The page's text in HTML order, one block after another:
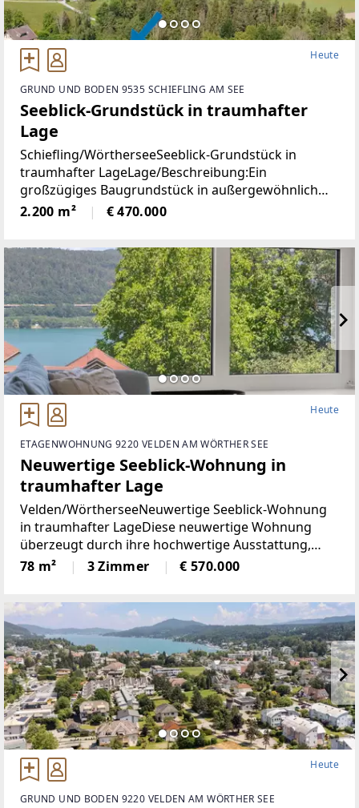
Heute
GRUND UND BODEN 9535 SCHIEFLING AM SEE
Seeblick-Grundstück in traumhafter
Lage
Schiefling/WörtherseeSeeblick-Grundstück in
traumhafter LageLage/Beschreibung:Ein
großzügiges Baugrundstück in außergewöhnlich
ruhiger Aussichtslage mit beeindruckendem
Weitblick über den Wörthersee und die umliegende
2.200 m² € 470.000
Heute
ETAGENWOHNUNG 9220 VELDEN AM WÖRTHER SEE
Neuwertige Seeblick-Wohnung in
traumhafter Lage
Velden/WörtherseeNeuwertige Seeblick-Wohnung
in traumhafter LageDiese neuwertige Wohnung
überzeugt durch ihre hochwertige Ausstattung,
durchdachte Raumaufteilung und einen
eindrucksvollen Blick auf den Wörthersee. Auf rund
78 m² 3 Zimmer € 570.000
Heute
GRUND UND BODEN 9220 VELDEN AM WÖRTHER SEE